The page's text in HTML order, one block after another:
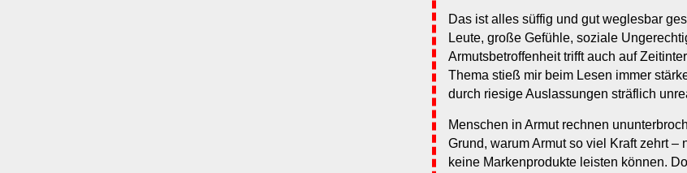
Das ist alles süffig und gut weglesbar
Leute, große Gefühle, soziale
Armutsbetroffenheit trifft auch auf
Thema stieß mir beim Lesen immer
durch riesige Auslassungen sträflich
Menschen in Armut rechnen
Grund, warum Armut so viel Kraft zehrt –
keine Markenprodukte leisten können.